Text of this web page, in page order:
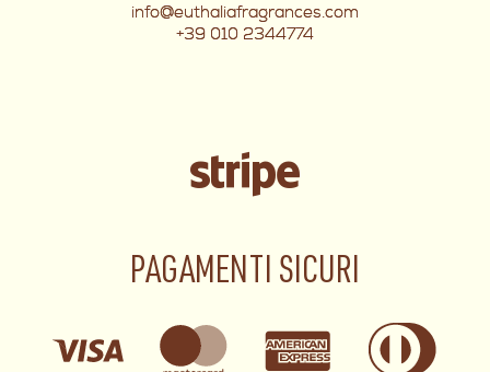
info@euthaliafragrances.com
+39 010 2344774
PAGAMENTI SICURI